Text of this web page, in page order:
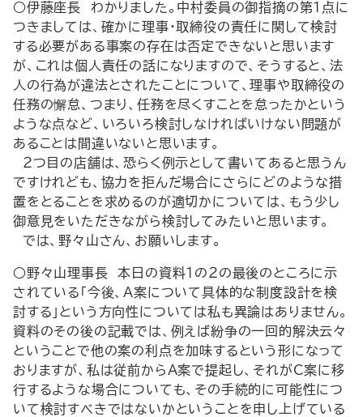
○伊藤座長 わかりました。中村委員の御指摘の第１点に
つきましては、確かに理事・取締役の責任に関して検討
する必要がある事案の存在は否定できないと思います
が、これは個人責任の話になりますので、そうすると、法
人の行為が違法とされたことについて、理事や取締役の
任務の懈怠、つまり、任務を尽くすことを怠ったかという
ような点など、いろいろ検討しなければいけない問題が
あることは間違いないと思います。
２つ目の店舗は、恐らく例示として書いてあると思うん
ですけれども、協力を拒んだ場合にさらにどのような措
置をとることを求めるのが適切かについては、もう少し
御意見をいただきながら検討してみたいと思います。
では、野々山さん、お願いします。
○野々山理事長 本日の資料１の２の最後のところに示
されている「今後、A案について具体的な制度設計を検
討する」という方向性については私も異論はありません。
資料のその後の記載では、例えば紛争の一回的解決云々
ということで他の案の利点を加味するという形になって
おりますが、私は従前からA案で提起し、それがC案に移
行するような場合についても、その手続的に可能性につ
いて検討すべきではないかということを申し上げている